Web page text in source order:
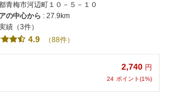
青梅市河辺町１０－５－１０
の中心から : 27.9km
績（3件）
4.9 （88件）
2,740 円
24 ポイント(1%)